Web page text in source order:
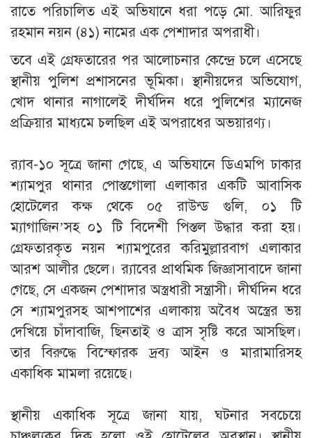
রাতে পরিচালিত এই অভিযানে ধরা পড়ে মো. আরিফুর
রহমান নয়ন (৪১) নামের এক পেশাদার অপরাধী।
‎তবে এই গ্রেফতারের পর আলোচনার কেন্দ্রে চলে এসেছে
স্থানীয় পুলিশ প্রশাসনের ভূমিকা। স্থানীয়দের অভিযোগ,
খোদ থানার নাগালেই দীর্ঘদিন ধরে পুলিশের ম্যানেজ
প্রক্রিয়ার মাধ্যমে চলছিল এই অপরাধের অভয়ারণ্য।
‎র‍্যাব-১০ সূত্রে জানা গেছে, এ অভিযানে ডিএমপি ঢাকার
শ্যামপুর থানার পোস্তগোলা এলাকার একটি আবাসিক
হোটেলের কক্ষ থেকে ০৫ রাউন্ড গুলি, ০১ টি
ম্যাগাজিন’সহ ০১ টি বিদেশী পিস্তল উদ্ধার করা হয়।
গ্রেফতারকৃত নয়ন শ্যামপুরের করিমুল্লারবাগ এলাকার
আরশ আলীর ছেলে। র‍্যাবের প্রাথমিক জিজ্ঞাসাবাদে জানা
গেছে, সে একজন পেশাদার অস্ত্রধারী সন্ত্রাসী। দীর্ঘদিন ধরে
সে শ্যামপুরসহ আশপাশের এলাকায় অবৈধ অস্ত্রের ভয়
দেখিয়ে চাঁদাবাজি, ছিনতাই ও ত্রাস সৃষ্টি করে আসছিল।
তার বিরুদ্ধে বিস্ফোরক দ্রব্য আইন ও মারামারিসহ
একাধিক মামলা রয়েছে।
‎স্থানীয় একাধিক সূত্রে জানা যায়, ঘটনার সবচেয়ে